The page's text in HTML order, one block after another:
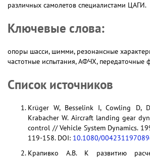
различных самолетов специалис­тами ЦАГИ.
Ключевые слова:
опоры шасси, шимми, резонансные
частотные испытания, АФЧХ, передаточные
Список источников
Krüger W, Besselink I, Cowling D,
Krabacher W. Aircraft landing gear
control // Vehicle System Dynamics.
119-158. DOI: 10.1080/
Крапивко A.B. К развитию